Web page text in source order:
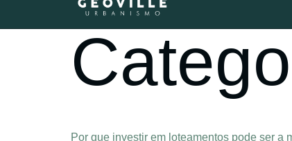
Por que investir em loteamentos pode ser a